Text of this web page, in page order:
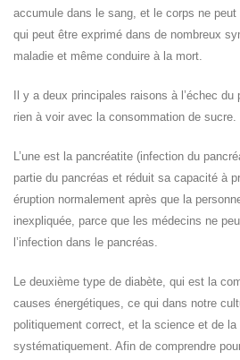
accumule dans le sang, et le corps ne peut
qui peut être exprimé dans de nombreux
maladie et même conduire à la mort.
Il y a deux principales raisons à l’échec du
rien à voir avec la consommation de sucre.
L’une est la pancréatite (infection du
partie du pancréas et réduit sa capacité à
éruption normalement après que la
inexpliquée, parce que les médecins ne
l’infection dans le pancréas.
Le deuxième type de diabète, qui est la
causes énergétiques, ce qui dans notre
politiquement correct, et la science et de la
systématiquement. Afin de comprendre